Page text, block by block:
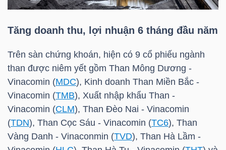
Tăng doanh thu, lợi nhuận 6 tháng đầu năm
Trên sàn chứng khoán, hiện có 9 cổ phiếu ngành
than được niêm yết gồm Than Mông Dương -
Vinacomin (MDC), Kinh doanh Than Miền Bắc -
Vinacomin (TMB), Xuất nhập khẩu Than -
Vinacomin (CLM), Than Đèo Nai - Vinacomin
(TDN), Than Cọc Sáu - Vinacomin (TC6), Than
Vàng Danh - Vinaconmin (TVD), Than Hà Lầm -
KINH
TẾ
THẾ
GIỚI